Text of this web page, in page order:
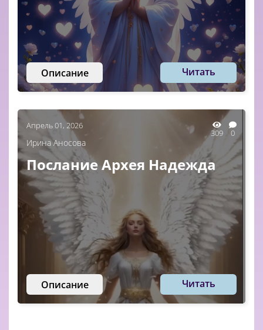
Описание Читать
Апрель 01, 2026
309 0
Ирина Аносова
Послание Архея Надежда
Описание Читать